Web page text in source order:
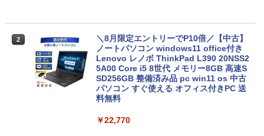
2
＼8月限定エントリーでP10倍／【中古】
ノートパソコン windows11 office付き
Lenovo レノボ ThinkPad L390 20NSS2
5A00 Core i5 8世代 メモリー8GB 高速S
SD256GB 整備済み品 pc win11 os 中古
パソコン すぐ使える オフィス付きPC 送
料無料
￥22,770